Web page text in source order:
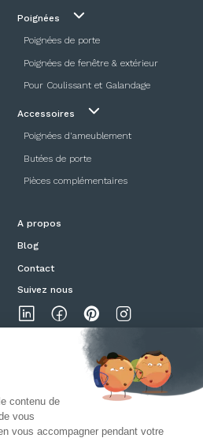
Poignées
Poignées de porte
Poignées de fenêtre & extérieur
Pour Coulissant et Galandage
Accessoires
Poignées d'ameublement
Butées de porte
Pièces complémentaires
A propos
Blog
Contact
Suivez nous
de confidentialitéCGV